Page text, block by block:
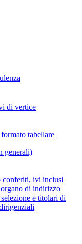
di vertice
tabellare
generali)
conferiti, ivi inclusi
di indirizzo
e titolari di